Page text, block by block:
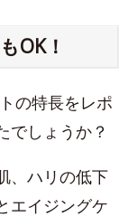
OK！
の特長をレポ
でしょうか？
、ハリの低下
エイジングケ